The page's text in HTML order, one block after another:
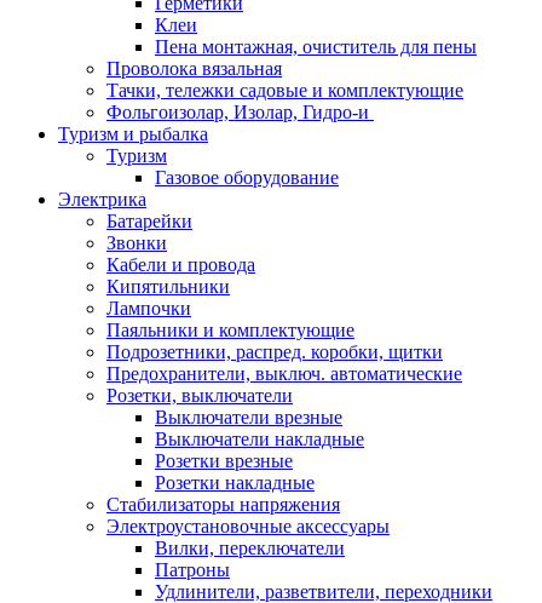
Клеи
Пена монтажная, очиститель для пены
Проволока вязальная
Тачки, тележки садовые и комплектующие
Фольгоизолар, Изолар, Гидро-и
Туризм и рыбалка
Туризм
Газовое оборудование
Электрика
Батарейки
Звонки
Кабели и провода
Кипятильники
Лампочки
Паяльники и комплектующие
Подрозетники, распред. коробки, щитки
Предохранители, выключ. автоматические
Розетки, выключатели
Выключатели врезные
Выключатели накладные
Розетки врезные
Розетки накладные
Стабилизаторы напряжения
Электроустановочные аксессуары
Вилки, переключатели
Патроны
Удлинители, разветвители, переходники